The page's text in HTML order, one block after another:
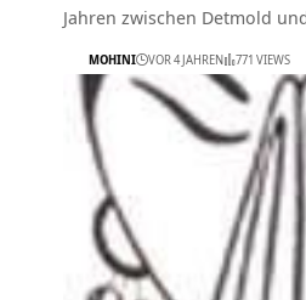
Jahren zwischen Detmold
MOHINI VOR 4 JAHREN 771 VIEWS